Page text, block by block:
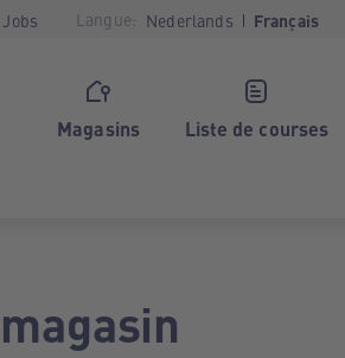
Jobs Langue: Nederlands Français
Magasins Liste de courses